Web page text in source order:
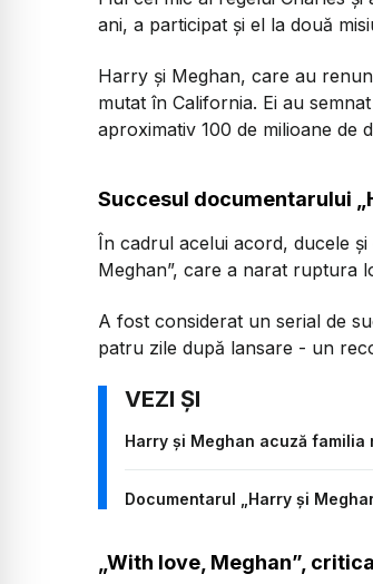
ani, a participat și el la două
Harry și Meghan, care au
mutat în California. Ei au
aproximativ 100 de milioane de
Succesul documentarului
În cadrul acelui acord, ducele
Meghan”, care a narat ruptura
A fost considerat un serial de
patru zile după lansare - un
Harry şi Meghan acuză
Documentarul „Harry și
„With love, Meghan”,